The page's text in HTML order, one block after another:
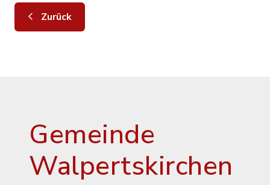
Zurück
Gemeinde
Walpertskirchen